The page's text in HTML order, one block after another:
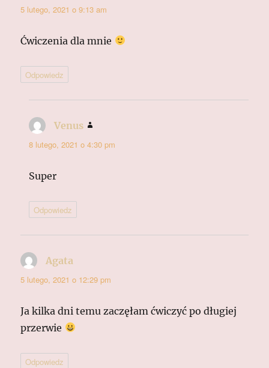
5 lutego, 2021 o 9:13 am
Ćwiczenia dla mnie
Odpowiedz
Venus
8 lutego, 2021 o 4:30 pm
Super
Odpowiedz
Agata
5 lutego, 2021 o 12:29 pm
Ja kilka dni temu zaczęłam ćwiczyć po długiej
przerwie
Odpowiedz